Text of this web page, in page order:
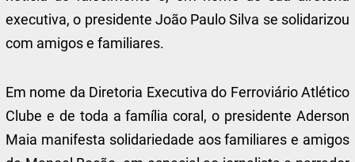
executiva, o presidente João Paulo Silva se solidarizou
com amigos e familiares.
Em nome da Diretoria Executiva do Ferroviário Atlético
Clube e de toda a família coral, o presidente Aderson
Maia manifesta solidariedade aos familiares e amigos